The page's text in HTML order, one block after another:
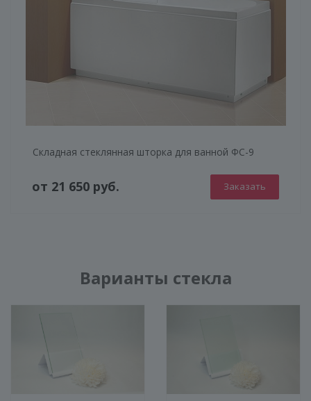
Складная стеклянная шторка для ванной ФС-9
от 21 650 руб. Заказать
Варианты стекла